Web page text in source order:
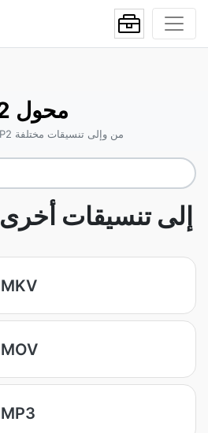
MP2 محول
يتحول MP2 من وإلى تنسيقات مختلفة
يتحول MP2 إلى تنسيقات أخرى
MP2 إلى MKV
MP2 إلى MOV
MP2 إلى MP3